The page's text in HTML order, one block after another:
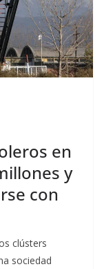
en
y
con
clústers
sociedad